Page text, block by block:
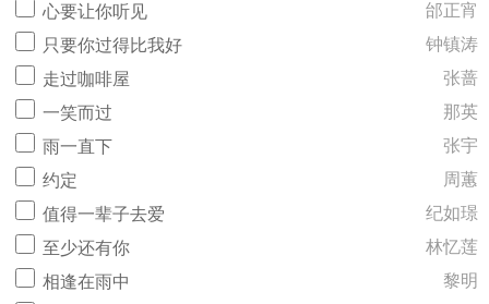
心要让你听见
邰正宵
只要你过得比我好
钟镇涛
走过咖啡屋
张蔷
一笑而过
那英
雨一直下
张宇
约定
周蕙
值得一辈子去爱
纪如璟
至少还有你
林忆莲
相逢在雨中
黎明